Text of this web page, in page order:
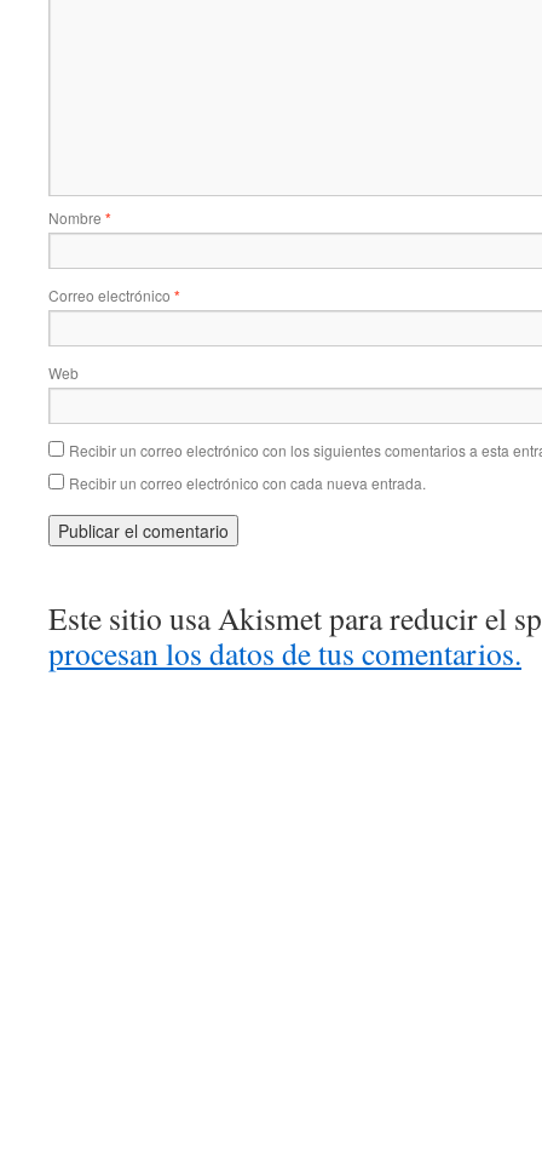
Nombre *
Correo electrónico *
Web
Recibir un correo electrónico con los siguientes comentarios a esta
Recibir un correo electrónico con cada nueva entrada.
Este sitio usa Akismet para reducir el
procesan los datos de tus comentarios.